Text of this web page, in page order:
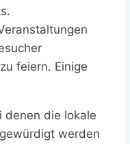
feiern. Einige
denen die lokale
werden